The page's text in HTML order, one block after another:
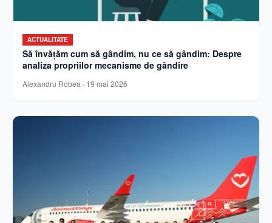
ACTUALITATE
Să învățăm cum să gândim, nu ce să gândim: Despre
analiza propriilor mecanisme de gândire
Alexandru Robea · 19 mai 2026